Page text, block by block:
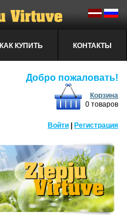
КАК КУПИТЬ КОНТАКТЫ
Добро пожаловать!
Корзина
0 товаров
Войти Регистрация